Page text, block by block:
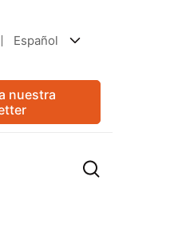
Español
nuestra